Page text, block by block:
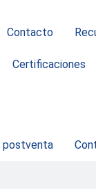
Contacto
Certificaciones
postventa